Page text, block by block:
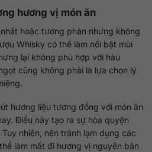
hương vị món ăn
hoặc tương phản nhưng không
Whisky có thể làm nổi bật mùi
lại không phù hợp với hàu
cũng không phải là lựa chọn lý
hương liệu tương đồng với món ăn
Điều này tạo ra sự hòa quyện
nhiên, nên tránh lạm dụng các
làm mất đi hương vị nguyên bản